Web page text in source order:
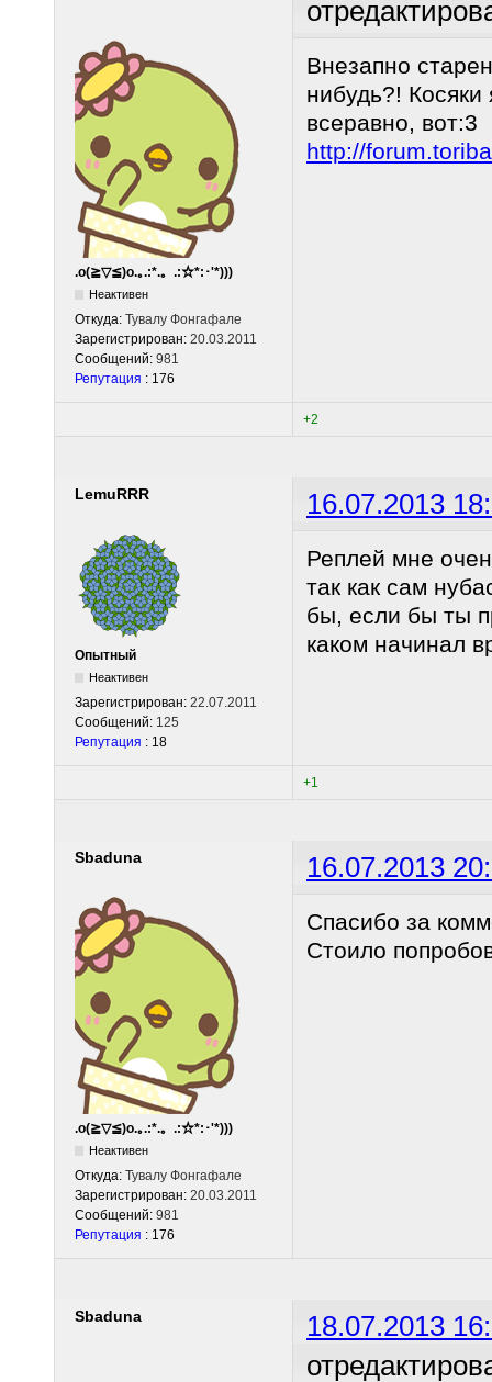
.o(≧▽≦)o.｡.:*.。.:☆*:･'*)))
Неактивен
Откуда: Тувалу Фонгафале
Зарегистрирован: 20.03.2011
Сообщений: 981
Репутация : 176
Внезапно
нибудь?!
всеравно, вот:3
http://
+2
LemuRRR 16.07.2013
Опытный
Неактивен
Зарегистрирован: 22.07.2011
Сообщений: 125
Репутация : 18
Реплей мне
так как сам
бы, если бы ты
каком начинал
+1
Sbaduna 16.07.2013
.o(≧▽≦)o.｡.:*.。.:☆*:･'*)))
Неактивен
Откуда: Тувалу Фонгафале
Зарегистрирован: 20.03.2011
Сообщений: 981
Репутация : 176
Спасибо за
Стоило
Sbaduna
18.07.2013